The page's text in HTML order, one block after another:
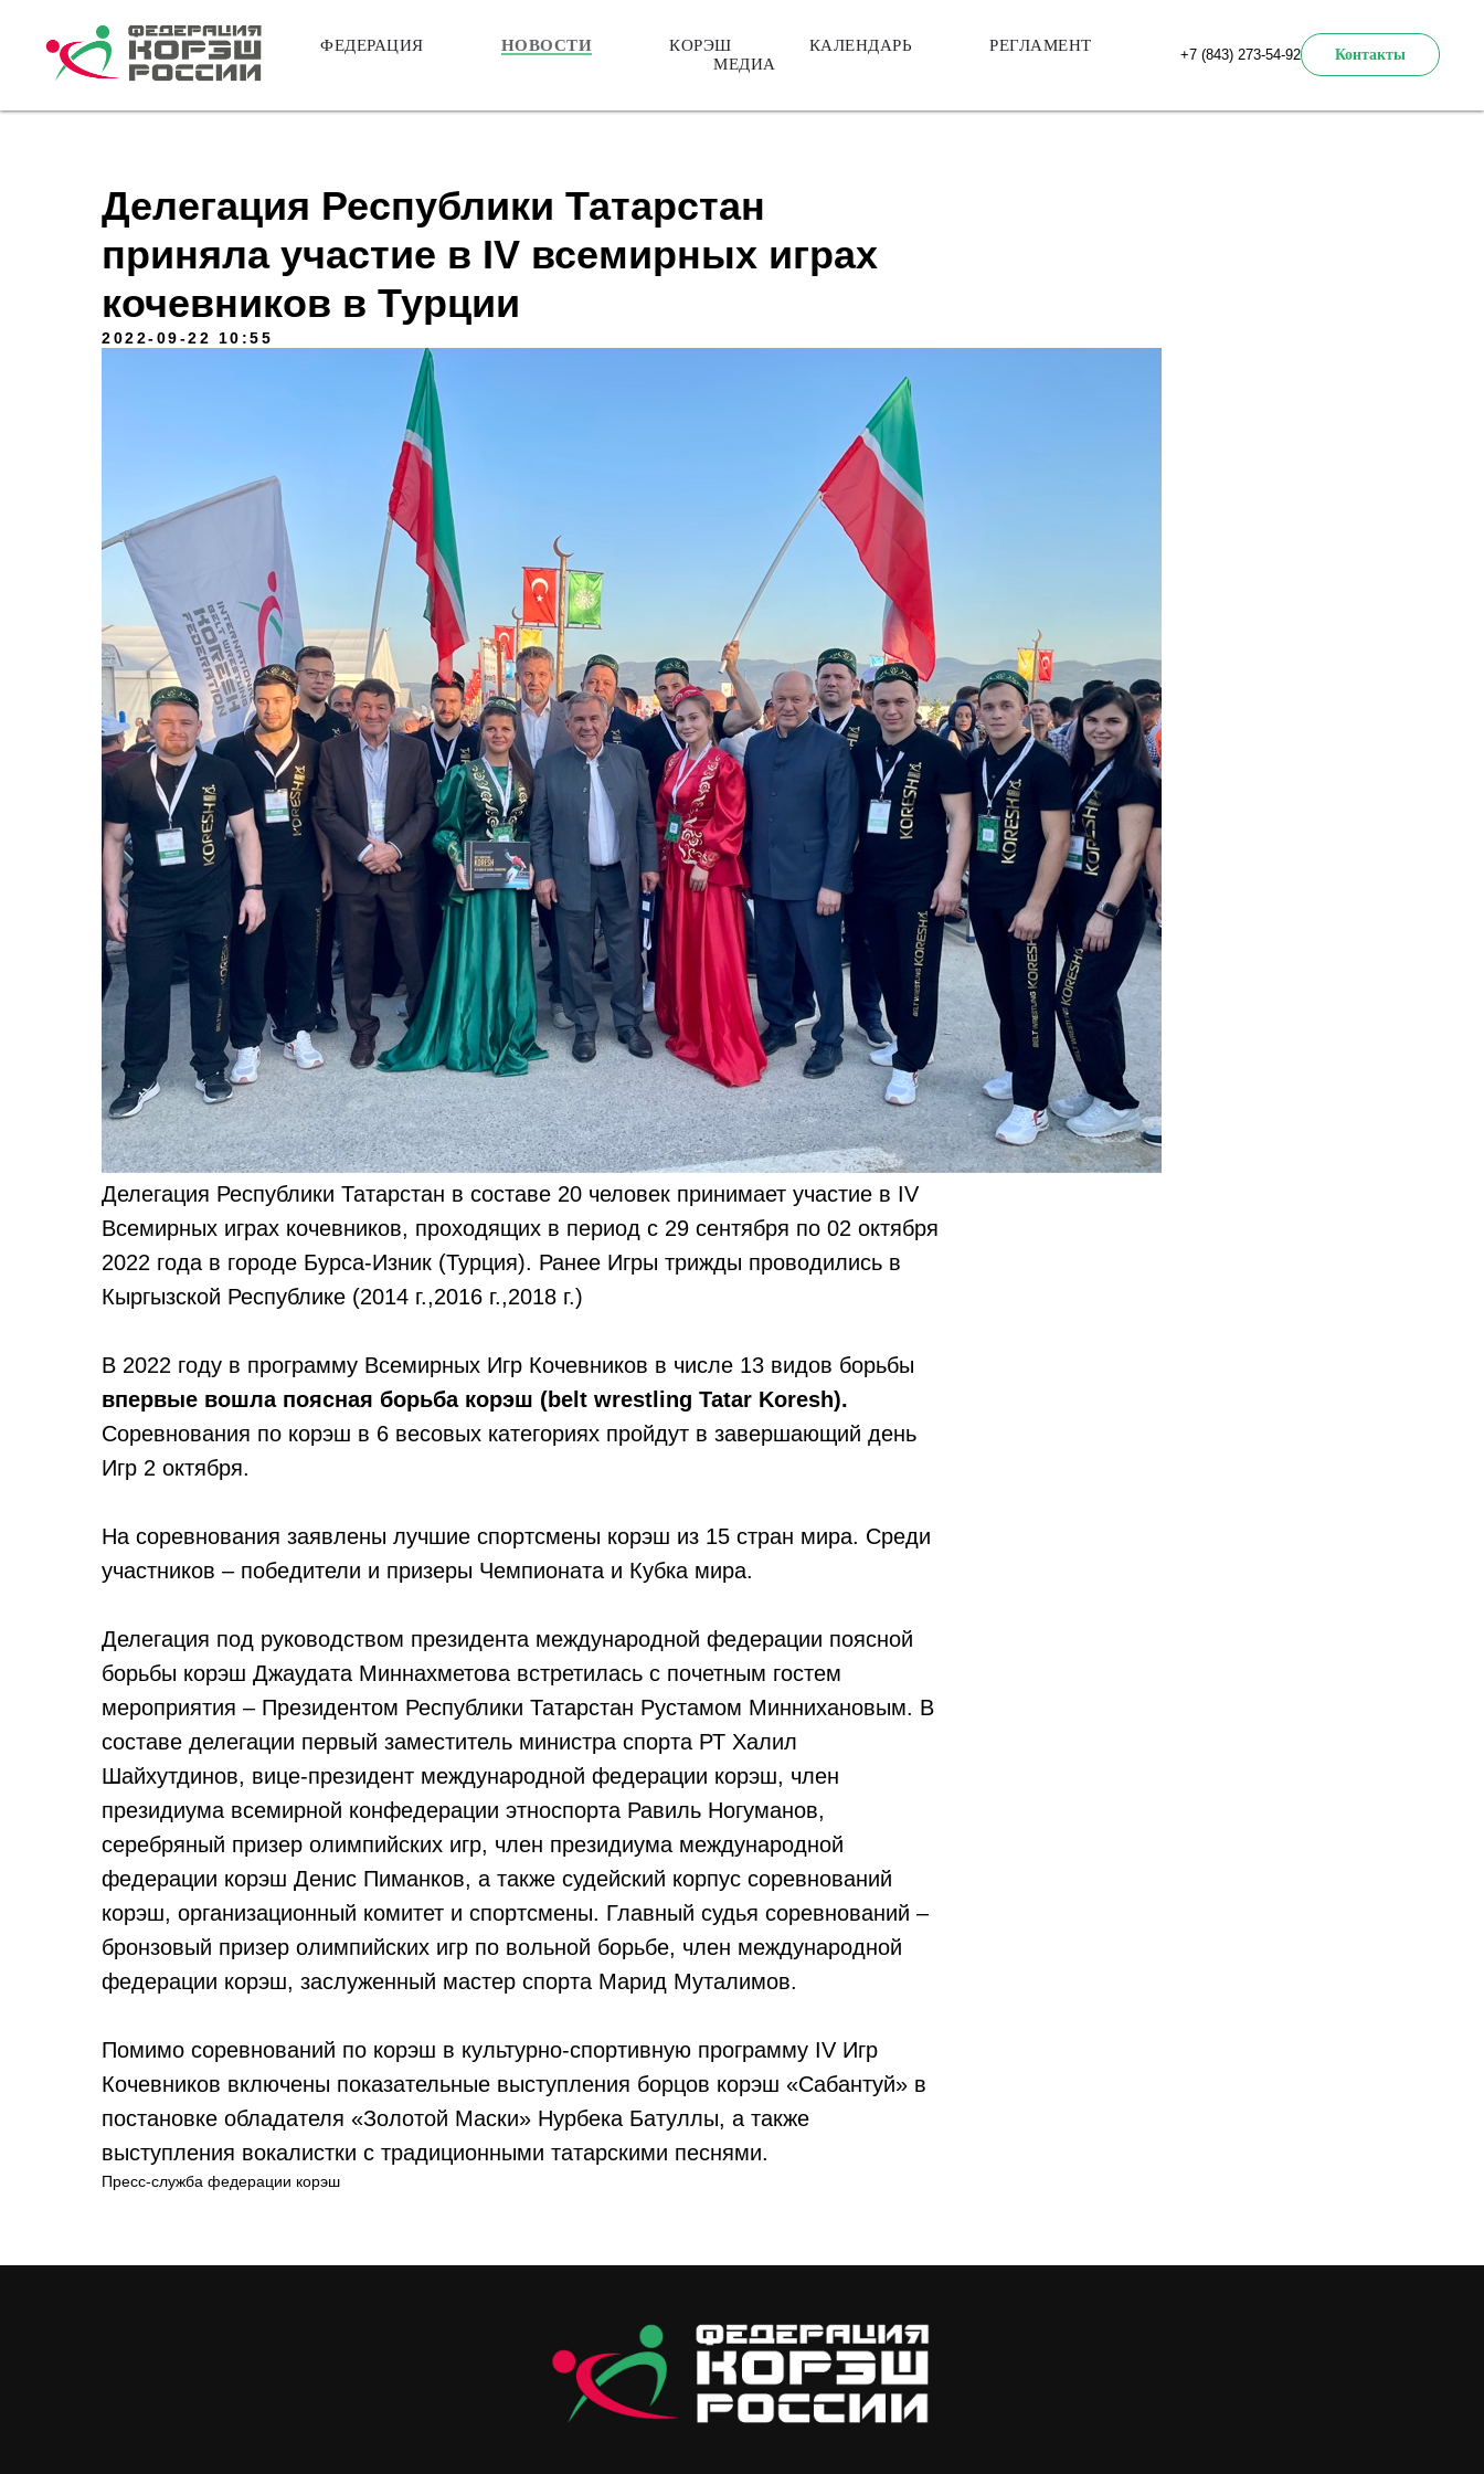
ФЕДЕРАЦИЯ НОВОСТИ КОРЭШ КАЛЕНДАРЬ
РЕГЛАМЕНТ
МЕДИА
+7 (843) 273-54-92 Контакты
Делегация Республики Татарстан
приняла участие в IV всемирных играх
кочевников в Турции
2022-09-22 10:55
Делегация Республики Татарстан в составе 20 человек принимает участие в IV
Всемирных играх кочевников, проходящих в период с 29 сентября по 02 октября
2022 года в городе Бурса-Изник (Турция). Ранее Игры трижды проводились в
Кыргызской Республике (2014 г.,2016 г.,2018 г.)
В 2022 году в программу Всемирных Игр Кочевников в числе 13 видов борьбы
впервые вошла поясная борьба корэш (belt wrestling Tatar Koresh).
Соревнования по корэш в 6 весовых категориях пройдут в завершающий день
Игр 2 октября.
На соревнования заявлены лучшие спортсмены корэш из 15 стран мира. Среди
участников – победители и призеры Чемпионата и Кубка мира.
Делегация под руководством президента международной федерации поясной
борьбы корэш Джаудата Миннахметова встретилась с почетным гостем
мероприятия – Президентом Республики Татарстан Рустамом Миннихановым. В
составе делегации первый заместитель министра спорта РТ Халил
Шайхутдинов, вице-президент международной федерации корэш, член
президиума всемирной конфедерации этноспорта Равиль Ногуманов,
серебряный призер олимпийских игр, член президиума международной
федерации корэш Денис Пиманков, а также судейский корпус соревнований
корэш, организационный комитет и спортсмены. Главный судья соревнований –
бронзовый призер олимпийских игр по вольной борьбе, член международной
федерации корэш, заслуженный мастер спорта Марид Муталимов.
Помимо соревнований по корэш в культурно-спортивную программу IV Игр
Кочевников включены показательные выступления борцов корэш «Сабантуй» в
постановке обладателя «Золотой Маски» Нурбека Батуллы, а также
выступления вокалистки с традиционными татарскими песнями.
Пресс-служба федерации корэш